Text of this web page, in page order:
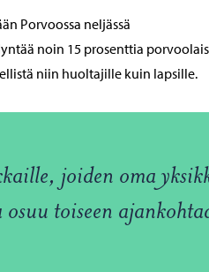
Porvoossa neljässä
noin 15 prosenttia
niin huoltajille kuin lapsille.
joiden oma
toiseen